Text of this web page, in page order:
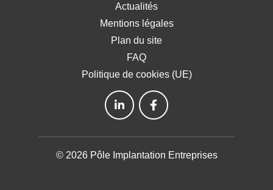
Actualités
Mentions légales
Plan du site
FAQ
Politique de cookies (UE)
© 2026 Pôle Implantation Entreprises